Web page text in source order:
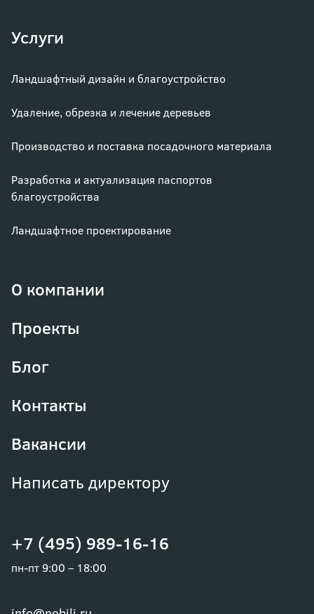
+7 (495) 989-16-16
пн-пт 9:00 – 18:00
Услуги
Ландшафтный дизайн и благоустройство
Удаление, обрезка и лечение деревьев
Производство и поставка посадочного материала
Разработка и актуализация паспортов
благоустройства
Ландшафтное проектирование
О компании
Проекты
Блог
Контакты
Вакансии
Написать директору